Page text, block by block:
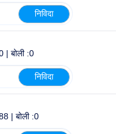
निविदा
| बोली :0
निविदा
| बोली :0